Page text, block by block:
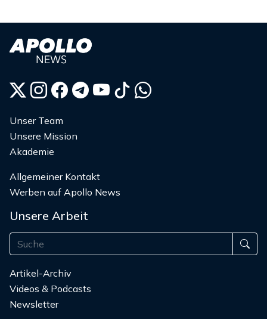
Unser Team
Unsere Mission
Akademie
Allgemeiner Kontakt
Werben auf Apollo News
Unsere Arbeit
Artikel-Archiv
Videos & Podcasts
Newsletter